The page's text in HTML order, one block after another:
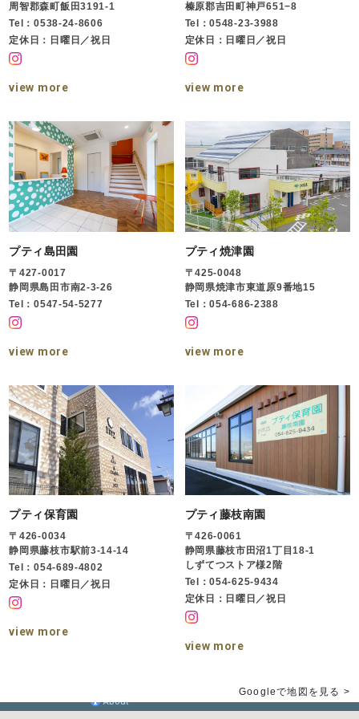
周智郡森町飯田3191-1
Tel：0538-24-8606
定休日：日曜日／祝日
view more
榛原郡吉田町神戸651−8
Tel：0548-23-3988
定休日：日曜日／祝日
view more
プティ島田園
〒427-0017
静岡県島田市南2-3-26
Tel：0547-54-5277
view more
プティ焼津園
〒425-0048
静岡県焼津市東道原9番地15
Tel：054-686-2388
view more
プティ保育園
〒426-0034
静岡県藤枝市駅前3-14-14
Tel：054-689-4802
定休日：日曜日／祝日
view more
プティ藤枝南園
〒426-0061
静岡県藤枝市田沼1丁目18-1
しずてつストア様2階
Tel：054-625-9434
定休日：日曜日／祝日
view more
Googleで地図を見る >